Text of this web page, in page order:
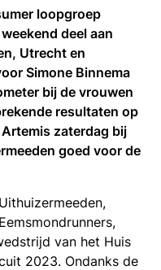
loopgroep
deel aan
Utrecht en
Simone Binnema
bij de vrouwen
resultaten op
zaterdag bij
goed voor de
van het Huis
2023. Ondanks de